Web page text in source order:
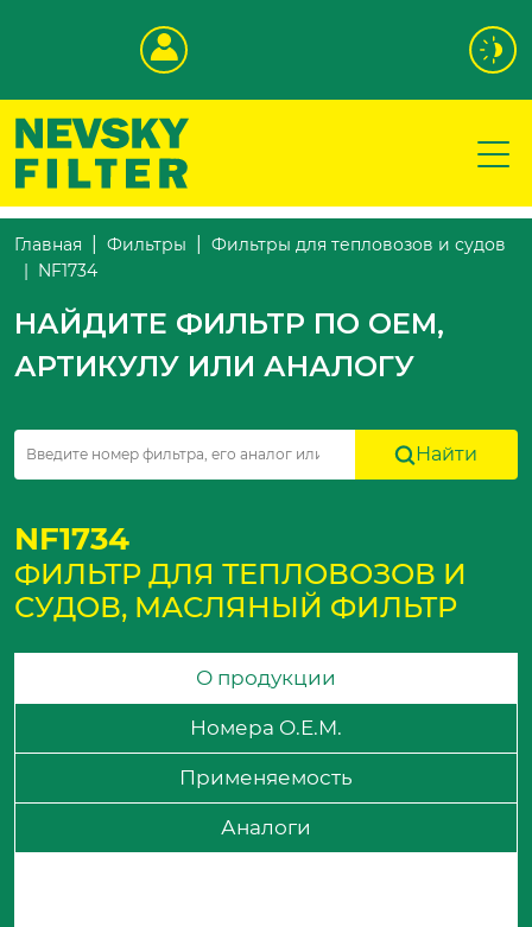
Главная Фильтры
Фильтры для тепловозов и судов
NF1734
НАЙДИТЕ ФИЛЬТР ПО OEM,
АРТИКУЛУ ИЛИ АНАЛОГУ
Найти
NF1734
ФИЛЬТР ДЛЯ ТЕПЛОВОЗОВ И
СУДОВ, МАСЛЯНЫЙ ФИЛЬТР
О продукции
Номера O.E.M.
Применяемость
Аналоги